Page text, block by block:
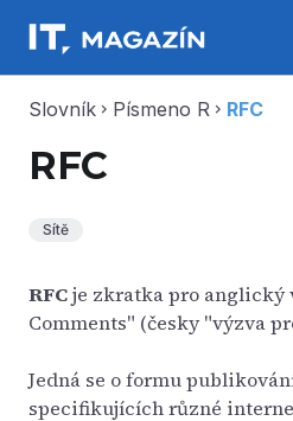
Slovník chevron_right Písmeno R chevron_right RFC
RFC
Sítě
RFCje zkratka pro anglický
Comments" (česky "výzva
Jedná se o formu
specifikujících různé